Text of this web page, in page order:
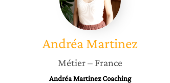
AndréaMartinez
Métier– France
Andréa Martinez Coaching